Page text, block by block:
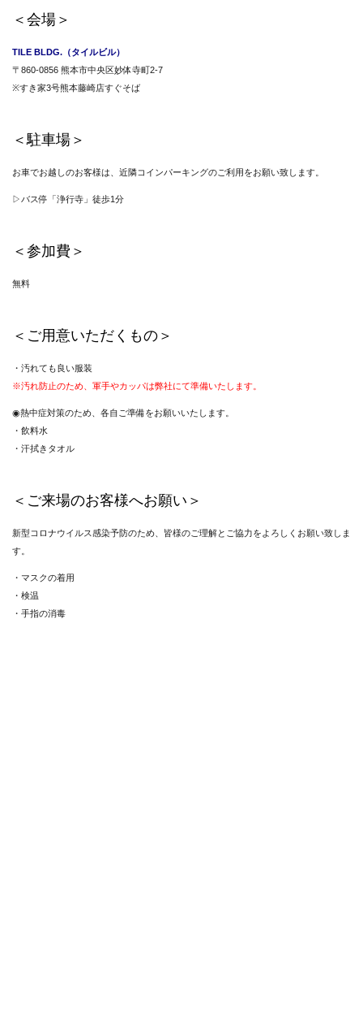
＜会場＞
TILE BLDG.（タイルビル）
〒860-0856 熊本市中央区妙体寺町2-7
※すき家3号熊本藤崎店すぐそば
＜駐車場＞
お車でお越しのお客様は、近隣コインパーキングのご利用をお願い致します。
▷バス停「浄行寺」徒歩1分
＜参加費＞
無料
＜ご用意いただくもの＞
・汚れても良い服装
※汚れ防止のため、軍手やカッパは弊社にて準備いたします。
◉熱中症対策のため、各自ご準備をお願いいたします。
・飲料水
・汗拭きタオル
＜ご来場のお客様へお願い＞
新型コロナウイルス感染予防のため、皆様のご理解とご協力をよろしくお願い致しま
す。
・マスクの着用
・検温
・手指の消毒